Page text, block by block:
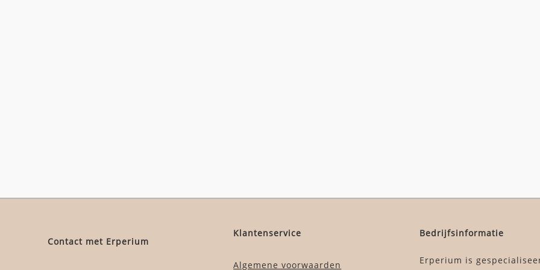
Contact met Erperium
Klantenservice
Algemene voorwaarden
Bedrijfsinformatie
Erperium is